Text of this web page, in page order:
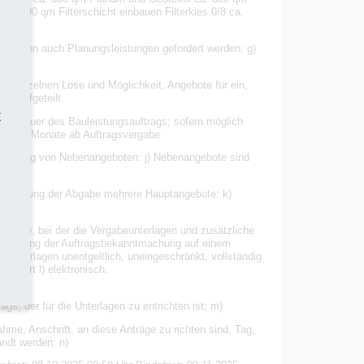
500 qm Filterschicht einbauen Filterkies 0/8 ca.
wenn auch Planungsleistungen gefordert werden: g)
einzelnen Lose und Möglichkeit, Angebote für ein,
aufgeteilt.
Dauer des Bauleistungsauftrags; sofern möglich
2 Monate ab Auftragsvergabe
von Nebenangeboten: j) Nebenangebote sind
der Abgabe mehrere Hauptangebote: k)
bei der die Vergabeunterlagen und zusätzliche
der Auftragsbekanntmachung auf einem
unentgeltlich, uneingeschränkt, vollständig
l) elektronisch:
der für die Unterlagen zu entrichten ist: m)
Anschrift, an diese Anträge zu richten sind, Tag,
werden: n)